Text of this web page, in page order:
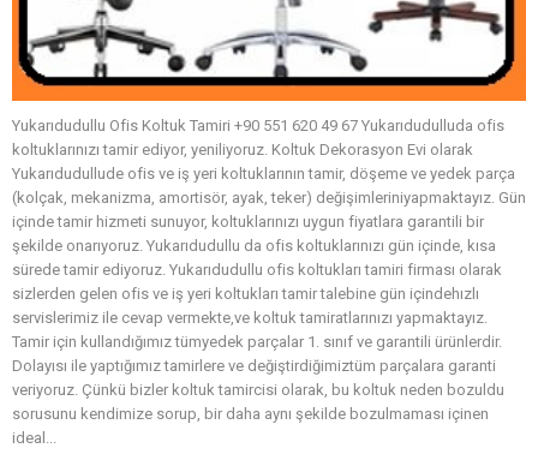
Yukarıdudullu Ofis Koltuk Tamiri +90 551 620 49 67 Yukarıdudulluda ofis
koltuklarınızı tamir ediyor, yeniliyoruz. Koltuk Dekorasyon Evi olarak
Yukarıdudullude ofis ve iş yeri koltuklarının tamir, döşeme ve yedek parça
(kolçak, mekanizma, amortisör, ayak, teker) değişimleriniyapmaktayız. Gün
içinde tamir hizmeti sunuyor, koltuklarınızı uygun fiyatlara garantili bir
şekilde onarıyoruz. Yukarıdudullu da ofis koltuklarınızı gün içinde, kısa
sürede tamir ediyoruz. Yukarıdudullu ofis koltukları tamiri firması olarak
sizlerden gelen ofis ve iş yeri koltukları tamir talebine gün içindehızlı
servislerimiz ile cevap vermekte,ve koltuk tamiratlarınızı yapmaktayız.
Tamir için kullandığımız tümyedek parçalar 1. sınıf ve garantili ürünlerdir.
Dolayısı ile yaptığımız tamirlere ve değiştirdiğimiztüm parçalara garanti
veriyoruz. Çünkü bizler koltuk tamircisi olarak, bu koltuk neden bozuldu
sorusunu kendimize sorup, bir daha aynı şekilde bozulmaması içinen
ideal...